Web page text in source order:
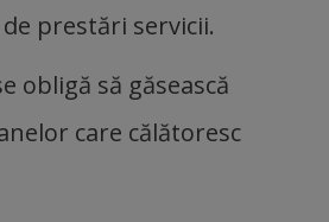
prestări servicii.
obligă să găsească
care călătoresc